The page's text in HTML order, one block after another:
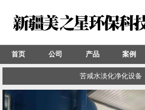
首页 公司 产品 案例
苦咸水淡化净化设备